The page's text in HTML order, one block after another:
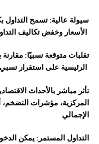
سيولة عالية: تسمح التداول
تقلبات متوقعة نسبيًا: مقارنة
تأثر مباشر بالأحداث
المركزية، مؤشرات التضخم،
الإجمالي
التداول المستمر: يمكن